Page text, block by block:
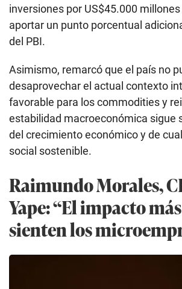
inversiones por US$45.000
aportar un punto porcentual
del PBI.
Asimismo, remarcó que el país no
desaprovechar el actual contexto
favorable para los commodities y
estabilidad macroeconómica sigue
del crecimiento económico y de
social sostenible.
Raimundo Morales,
Yape: “El impacto
sienten los